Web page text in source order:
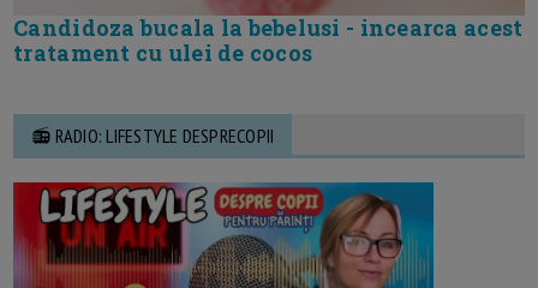
Candidoza bucala la bebelusi - incearca acest
tratament cu ulei de cocos
📻 RADIO: LIFESTYLE DESPRECOPII